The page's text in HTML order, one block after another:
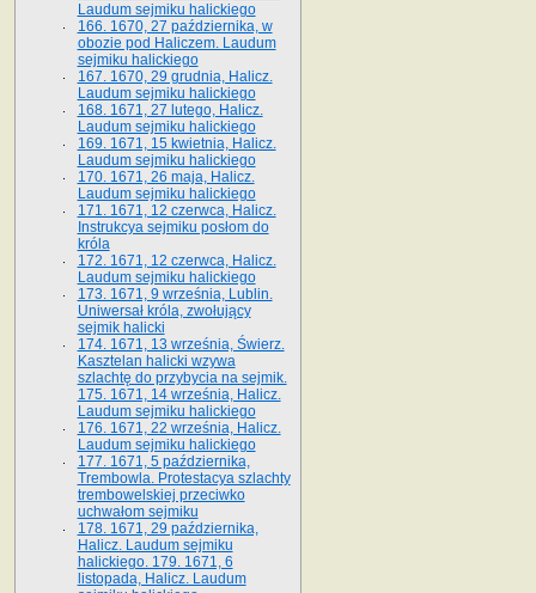
Laudum sejmiku halickiego
166. 1670, 27 października, w
obozie pod Haliczem. Laudum
sejmiku halickiego
167. 1670, 29 grudnia, Halicz.
Laudum sejmiku halickiego
168. 1671, 27 lutego, Halicz.
Laudum sejmiku halickiego
169. 1671, 15 kwietnia, Halicz.
Laudum sejmiku halickiego
170. 1671, 26 maja, Halicz.
Laudum sejmiku halickiego
171. 1671, 12 czerwca, Halicz.
Instrukcya sejmiku posłom do
króla
172. 1671, 12 czerwca, Halicz.
Laudum sejmiku halickiego
173. 1671, 9 września, Lublin.
Uniwersał króla, zwołujący
sejmik halicki
174. 1671, 13 września, Świerz.
Kasztelan halicki wzywa
szlachtę do przybycia na sejmik.
175. 1671, 14 września, Halicz.
Laudum sejmiku halickiego
176. 1671, 22 września, Halicz.
Laudum sejmiku halickiego
177. 1671, 5 października,
Trembowla. Protestacya szlachty
trembowelskiej przeciwko
uchwałom sejmiku
178. 1671, 29 października,
Halicz. Laudum sejmiku
halickiego. 179. 1671, 6
listopada, Halicz. Laudum